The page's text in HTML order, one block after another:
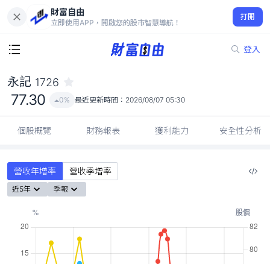
財富自由
立即使用APP，開啟您的股市智慧導航！
打開
登入
77.30
0%
永記 1726
77.30 0% 最近更新時間： 2026/08/07 05:30
個股概覽 財務報表 獲利能力 安全性分析
營收年增率 營收季增率
近5年 季報